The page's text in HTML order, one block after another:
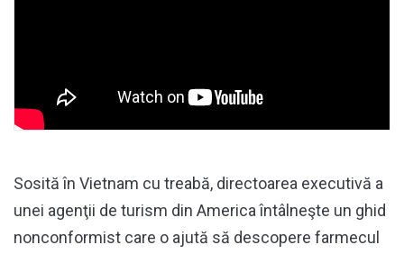
Sosită în Vietnam cu treabă, directoarea executivă a
unei agenţii de turism din America întâlneşte un ghid
nonconformist care o ajută să descopere farmecul